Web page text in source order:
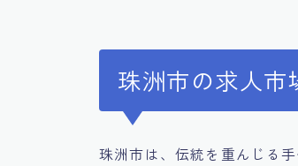
珠洲市の求人市
珠洲市は、伝統を重んじる